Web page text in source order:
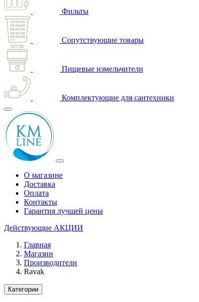
Фильты
Сопутствующие товары
Пищевые измельчители
Комплектующие для сантехники
О магазине
Доставка
Оплата
Контакты
Гарантия лучшей цены
Действующие АКЦИИ
Главная
Магазин
Производители
Ravak
Категории